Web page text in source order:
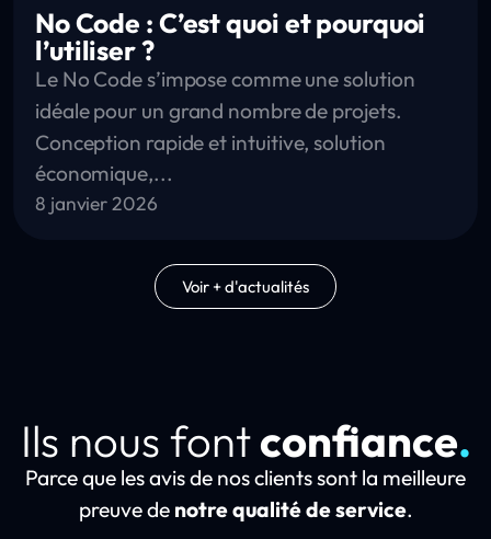
No Code : C’est quoi et pourquoi
l’utiliser ?
Le No Code s’impose comme une solution
idéale pour un grand nombre de projets.
Conception rapide et intuitive, solution
économique,...
8 janvier 2026
Voir + d'actualités
Ils nous fontconfiance.
Parce que les avis de nos clients sont la meilleure
preuve de notre qualité de service.